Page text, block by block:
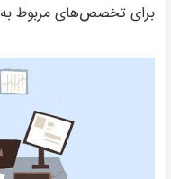
برای تخصص‌های مربوط